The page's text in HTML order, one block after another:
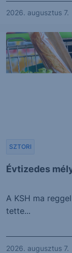
2026. augusztus 7.
Évtizedes
SZTORI
A KSH ma
tette...
2026. augusztus 7.